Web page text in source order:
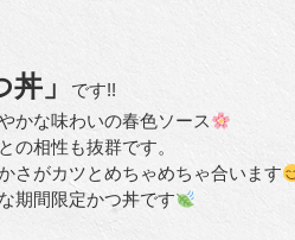
」
です!!
かな味わいの春色ソース
の相性も抜群です。
さがカツとめちゃめちゃ合います
期間限定かつ丼です